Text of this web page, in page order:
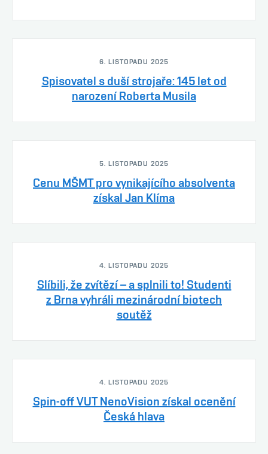
6. LISTOPADU 2025
Spisovatel s duší strojaře: 145 let od
narození Roberta Musila
5. LISTOPADU 2025
Cenu MŠMT pro vynikajícího absolventa
získal Jan Klíma
4. LISTOPADU 2025
Slíbili, že zvítězí – a splnili to! Studenti
z Brna vyhráli mezinárodní biotech
soutěž
4. LISTOPADU 2025
Spin-off VUT NenoVision získal ocenění
Česká hlava